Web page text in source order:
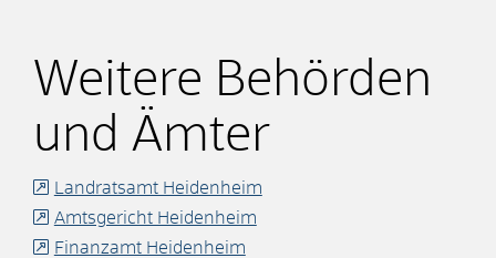
Weitere Behörden
und Ämter
Landratsamt Heidenheim
Amtsgericht Heidenheim
Finanzamt Heidenheim